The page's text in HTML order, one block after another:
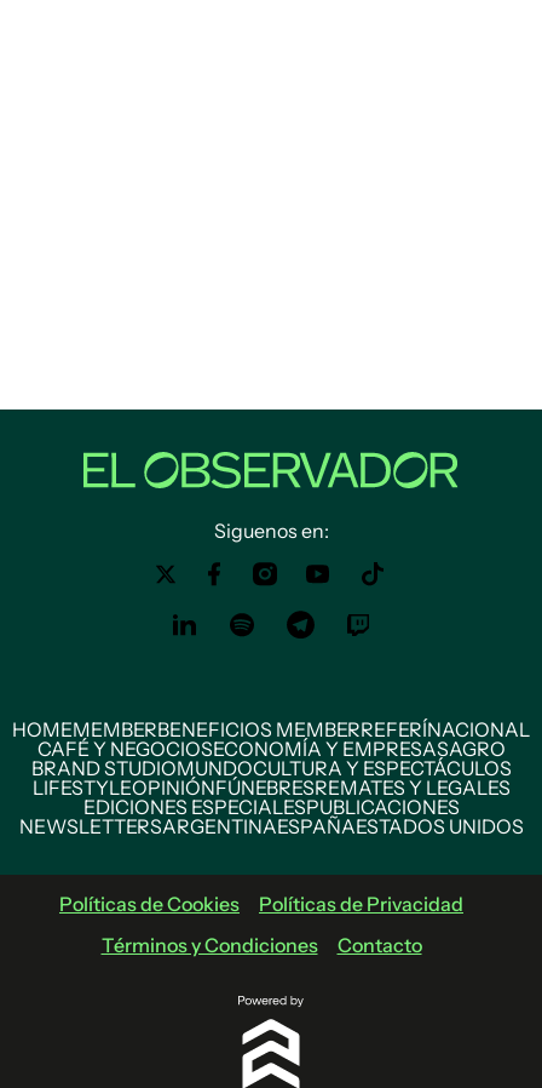
Siguenos en:
HOMEMEMBERBENEFICIOS MEMBERREFERÍNACIONAL
CAFÉ Y NEGOCIOSECONOMÍA Y EMPRESASAGRO
BRAND STUDIOMUNDOCULTURA Y ESPECTÁCULOS
LIFESTYLEOPINIÓNFÚNEBRESREMATES Y LEGALES
EDICIONES ESPECIALESPUBLICACIONES
NEWSLETTERSARGENTINAESPAÑAESTADOS UNIDOS
Políticas de Cookies
Políticas de Privacidad
Términos y Condiciones
Contacto